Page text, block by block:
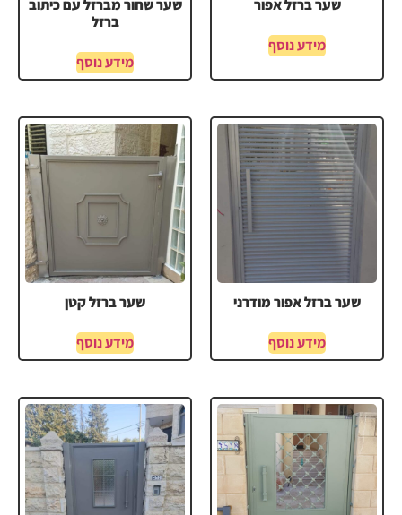
שער ברזל אפור
מידע נוסף
שער שחור מברזל עם כיתוב
ברזל
מידע נוסף
שער ברזל אפור מודרני
מידע נוסף
שער ברזל קטן
מידע נוסף